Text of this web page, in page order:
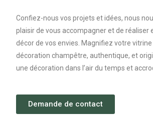
Confiez-nous vos projets et idées, nous
plaisir de vous accompagner et de réaliser
décor de vos envies. Magnifiez votre
décoration champêtre, authentique, et
une décoration dans l’air du temps et
Demande de contact